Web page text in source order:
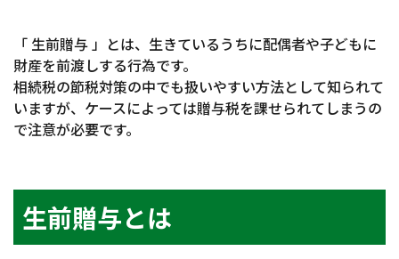
「 生前贈与 」とは、生きているうちに配偶者や子どもに
財産を前渡しする行為です。
相続税の節税対策の中でも扱いやすい方法として知られて
いますが、ケースによっては贈与税を課せられてしまうの
で注意が必要です。
生前贈与とは